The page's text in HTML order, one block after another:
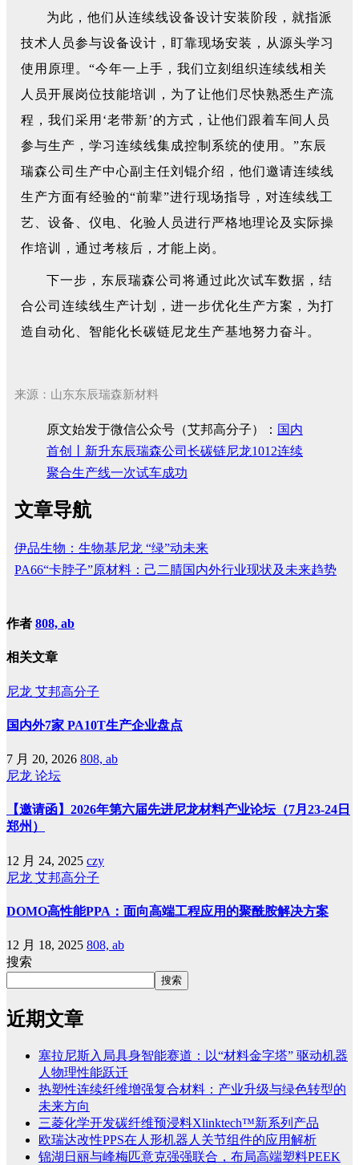
为此，他们从连续线设备设计安装阶段，就指派
技术人员参与设备设计，盯靠现场安装，从源头学习
使用原理。“今年一上手，我们立刻组织连续线相关
人员开展岗位技能培训，为了让他们尽快熟悉生产流
程，我们采用‘老带新’的方式，让他们跟着车间人员
参与生产，学习连续线集成控制系统的使用。”东辰
瑞森公司生产中心副主任刘锟介绍，他们邀请连续线
生产方面有经验的“前辈”进行现场指导，对连续线工
艺、设备、仪电、化验人员进行严格地理论及实际操
作培训，通过考核后，才能上岗。
下一步，东辰瑞森公司将通过此次试车数据，结
合公司连续线生产计划，进一步优化生产方案，为打
造自动化、智能化长碳链尼龙生产基地努力奋斗。
来源：山东东辰瑞森新材料
原文始发于微信公众号（艾邦高分子）： 国内
首创丨新升东辰瑞森公司长碳链尼龙1012连续
聚合生产线一次试车成功
文章导航
伊品生物：生物基尼龙 “绿”动未来
PA66“卡脖子”原材料：己二腈国内外行业现状及未来趋势
作者 808, ab
相关文章
尼龙 艾邦高分子
国内外7家 PA10T生产企业盘点
7 月 20, 2026 808, ab
尼龙 论坛
【邀请函】2026年第六届先进尼龙材料产业论坛（7月23-24日
郑州）
12 月 24, 2025 czy
尼龙 艾邦高分子
DOMO高性能PPA：面向高端工程应用的聚酰胺解决方案
12 月 18, 2025 808, ab
搜索
搜索
近期文章
塞拉尼斯入局具身智能赛道：以“材料金字塔” 驱动机器
人物理性能跃迁
热塑性连续纤维增强复合材料：产业升级与绿色转型的
未来方向
三菱化学开发碳纤维预浸料Xlinktech™新系列产品
欧瑞达改性PPS在人形机器人关节组件的应用解析
锦湖日丽与峰梅匹意克强强联合，布局高端塑料PEEK